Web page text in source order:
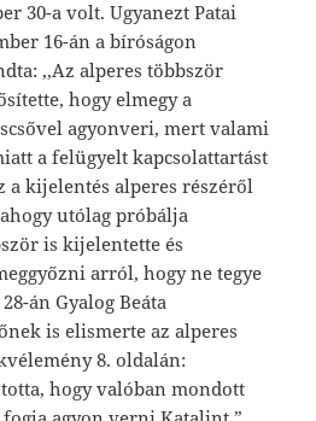
30-a volt. Ugyanezt Patai
16-án a bíróságon
,,Az alperes többször
hogy elmegy a
agyonveri, mert valami
a felügyelt kapcsolattartást
a kijelentés alperes részéről
utólag próbálja
is kijelentette és
arról, hogy ne tegye
án Gyalog Beáta
is elismerte az alperes
8. oldalán:
hogy valóban mondott